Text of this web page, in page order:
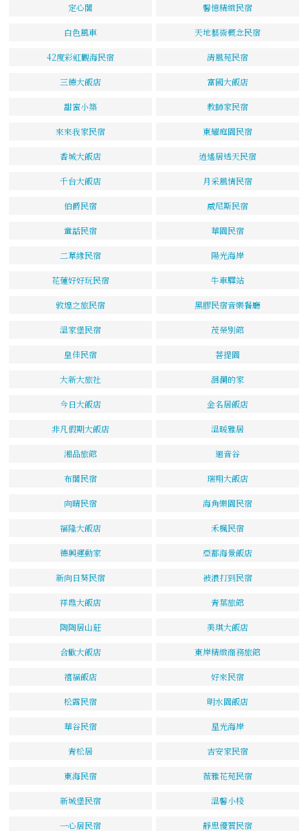
定心閣 馨憶精緻民宿
白色風車 天地藝術概念民宿
42度彩虹觀海民宿 清風苑民宿
三德大飯店 富國大飯店
甜蜜小築 教師家民宿
來來我家民宿 東耀庭園民宿
香城大飯店 逍遙居透天民宿
千台大飯店 月采風情民宿
伯爵民宿 威尼斯民宿
童話民宿 華園民宿
二草緣民宿 陽光海岸
花蓮好好玩民宿 牛車驛站
敦煌之旅民宿 黑膠民宿音樂餐廳
溫家堡民宿 茂榮別館
皇佳民宿 菩提園
大新大旅社 洄瀾的家
今日大飯店 金名居飯店
非凡假期大飯店 溫暖雅居
湘品旅館 迴音谷
布閣民宿 瑞翔大飯店
向晴民宿 海角樂園民宿
福隆大飯店 禾楓民宿
德興運動家 亞都海景飯店
新向日葵民宿 被浪打到民宿
祥鼎大飯店 青葉旅館
陶陶居山莊 美琪大飯店
合歡大飯店 東岸精緻商務旅館
禧福飯店 好來民宿
松露民宿 明水園飯店
華谷民宿 星光海岸
青松居 吉安家民宿
東海民宿 薇雅花苑民宿
新城堡民宿 溫馨小棧
一心居民宿 靜思優質民宿